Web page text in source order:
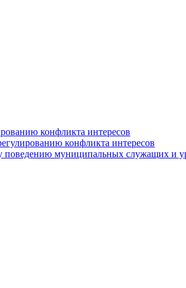
конфликта интересов
конфликта интересов
муниципальных служащих и